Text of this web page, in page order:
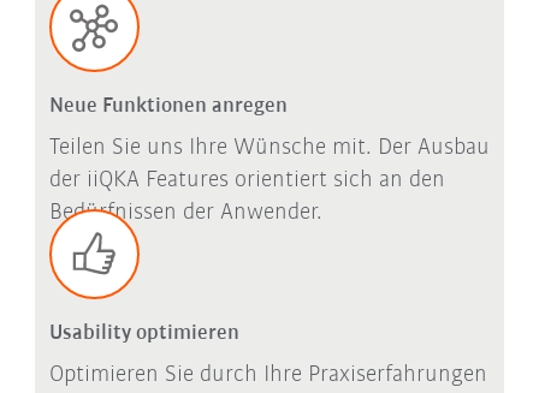
Neue Funktionen anregen
Teilen Sie uns Ihre Wünsche mit. Der Ausbau
der iiQKA Features orientiert sich an den
Bedürfnissen der Anwender.
Usability optimieren
Optimieren Sie durch Ihre Praxiserfahrungen